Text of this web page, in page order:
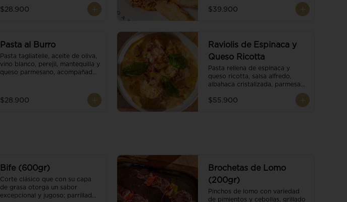
parmesano.
$28.900 $39.900
Pasta al Burro
Pasta tagliatelle, aceite de oliva,
vino blanco, perejil, mantequilla y
queso parmesano, acompañado
$28.900
Raviolis de Espinaca y
Queso Ricotta
Pasta rellena de espinaca y
queso ricotta, salsa alfredo,
albahaca cristalizada, parmesano
$55.900
Bife (600gr)
Corte clásico que con su capa
de grasa otorga un sabor
excepcional y jugoso; parrillado
Brochetas de Lomo
(200gr)
Pinchos de lomo con variedad
de pimientos y cebollas, grillado